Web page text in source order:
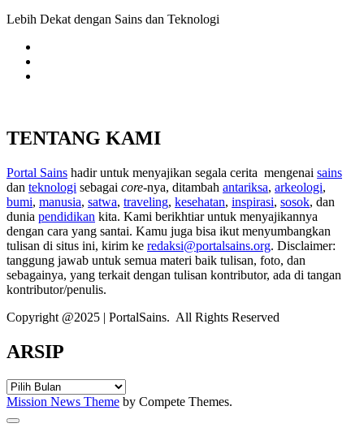
Lebih Dekat dengan Sains dan Teknologi
TENTANG KAMI
Portal Sains hadir untuk menyajikan segala cerita mengenai sains
dan teknologi sebagai core-nya, ditambah antariksa, arkeologi,
bumi, manusia, satwa, traveling, kesehatan, inspirasi, sosok, dan
dunia pendidikan kita. Kami berikhtiar untuk menyajikannya
dengan cara yang santai. Kamu juga bisa ikut menyumbangkan
tulisan di situs ini, kirim ke redaksi@portalsains.org. Disclaimer:
tanggung jawab untuk semua materi baik tulisan, foto, dan
sebagainya, yang terkait dengan tulisan kontributor, ada di tangan
kontributor/penulis.
Copyright @2025 | PortalSains. All Rights Reserved
ARSIP
ARSIP
Mission News Theme by Compete Themes.
Scroll